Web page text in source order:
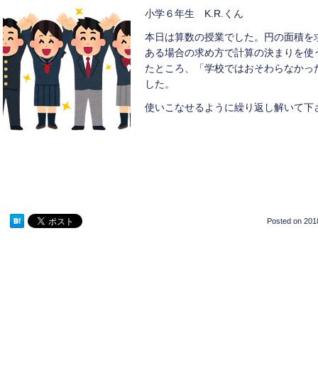
小学６年生 K.R.くん
本日は算数の授業でした。円の面積
ある場合の求め方で計算の決まりを
たところ、「学校ではおそわらなか
した。
使いこなせるように繰り返し解いて下
Posted on